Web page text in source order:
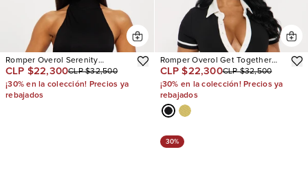
Romper Overol Serenity
Backless Halter
CLP $22,300CLP $32,500
¡30% en la colección! Precios ya
rebajados
Romper Overol Get Together
Ribbed Collar
CLP $22,300CLP $32,500
¡30% en la colección! Precios ya
rebajados
30%